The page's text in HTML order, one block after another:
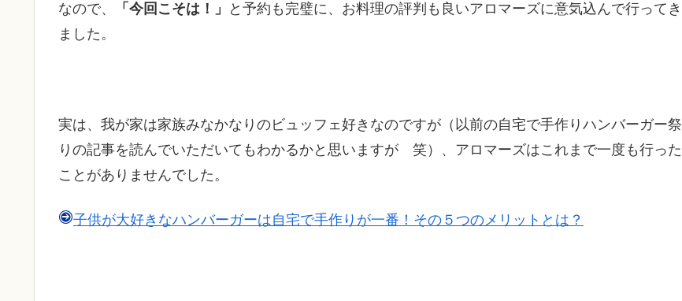
なので、 「今回こそは！」
と予約も完璧に、お料理の評判も良いアロマーズに意気込んで行ってき
ました。
実は、我が家は家族みなかなりのビュッフェ好きなのですが（以前の自宅で手作りハンバーガー祭
りの記事を読んでいただいてもわかるかと思いますが 笑）、アロマーズはこれまで一度も行った
ことがありませんでした。
子供が大好きなハンバーガーは自宅で手作りが一番！その５つのメリットとは？